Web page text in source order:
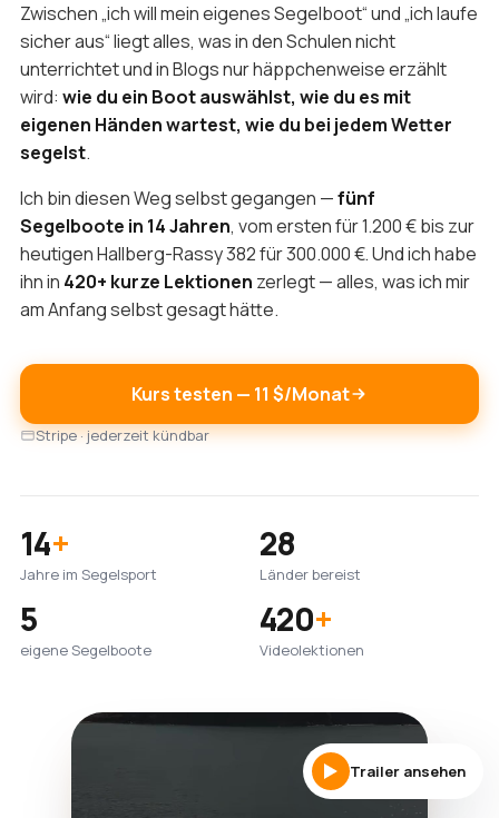
Zwischen „ich will mein eigenes Segelboot“ und „ich laufe
sicher aus“ liegt alles, was in den Schulen nicht
unterrichtet und in Blogs nur häppchenweise erzählt
wird: wie du ein Boot auswählst, wie du es mit
eigenen Händen wartest, wie du bei jedem Wetter
segelst.
Ich bin diesen Weg selbst gegangen —fünf
Segelboote in 14 Jahren, vom ersten für 1.200 € bis zur
heutigen Hallberg-Rassy 382 für 300.000 €. Und ich habe
ihn in 420+ kurze Lektionen zerlegt — alles, was ich mir
am Anfang selbst gesagt hätte.
Kurs testen — 11 $/Monat
Stripe · jederzeit kündbar
14+
Jahre im Segelsport
28
Länder bereist
5
eigene Segelboote
420+
Videolektionen
Trailer ansehen